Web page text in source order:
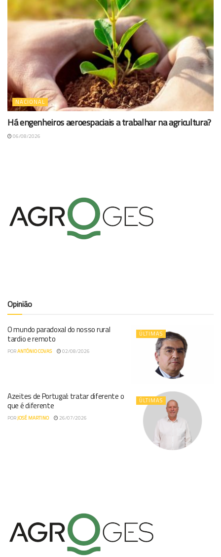
NACIONAL
Há engenheiros aeroespaciais a trabalhar na agricultura?
06/08/2026
Opinião
ÚLTIMAS
O mundo paradoxal do nosso rural
tardio e remoto
PORANTÓNIO COVAS 02/08/2026
ÚLTIMAS
Azeites de Portugal: tratar diferente o
que é diferente
PORJOSÉ MARTINO 26/07/2026